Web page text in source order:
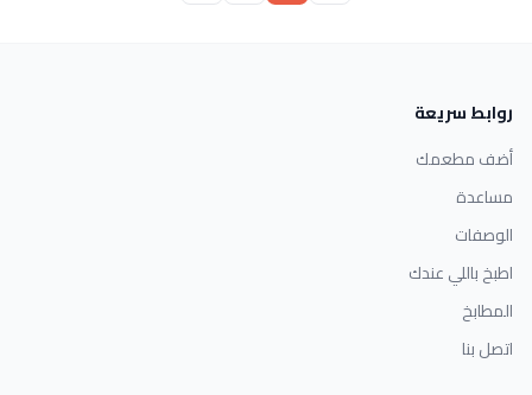
روابط سريعة
أضف مطعمك
مساعدة
الوصفات
اطبخ باللي عندك
المطابخ
اتصل بنا